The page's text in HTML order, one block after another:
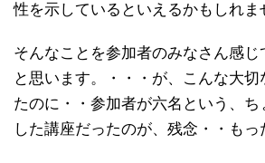
性を示しているといえるかもしれま
そんなことを参加者のみなさん感じ
と思います。・・・が、こんな大切
たのに・・参加者が六名という、ち
した講座だったのが、残念・・もっ